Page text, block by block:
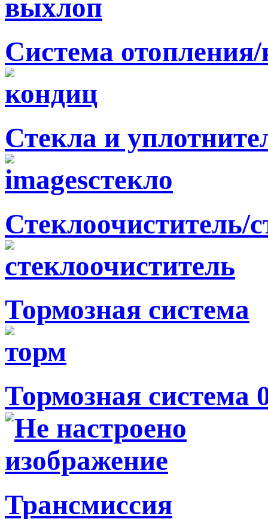
Система
Стекла и
Стеклоочиститель/
Тормозная система
Тормозная система
Трансмиссия